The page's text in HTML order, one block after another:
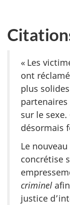
« Les
ont
plus
sur le
désormais
Le
concrétise
criminel
justice